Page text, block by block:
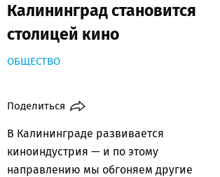
Калининград становится
столицей кино
ОБЩЕСТВО
Поделиться
В Калининграде развивается
киноиндустрия — и по этому
направлению мы обгоняем другие